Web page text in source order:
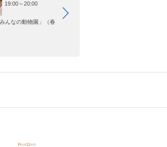
19:00～20:00
みんなの動物園」（春